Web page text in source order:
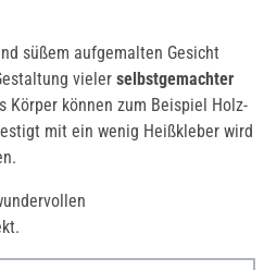
süßem aufgemalten Gesicht
vieler selbstgemachter
Körper können zum Beispiel Holz-
mit ein wenig Heißkleber wird